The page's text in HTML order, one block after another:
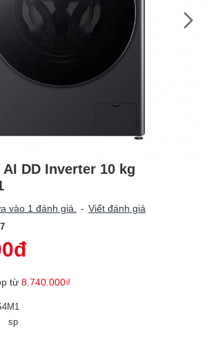
DD Inverter 10 kg
vào 1 đánh giá. - Viết đánh giá
từ 8.740.000₫
sp